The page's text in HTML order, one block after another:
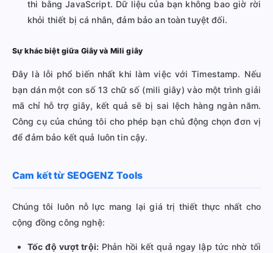
thi bằng JavaScript. Dữ liệu của bạn không bao giờ rời
khỏi thiết bị cá nhân, đảm bảo an toàn tuyệt đối.
Sự khác biệt giữa Giây và Mili giây
Đây là lỗi phổ biến nhất khi làm việc với Timestamp. Nếu
bạn dán một con số 13 chữ số (mili giây) vào một trình giải
mã chỉ hỗ trợ giây, kết quả sẽ bị sai lệch hàng ngàn năm.
Công cụ của chúng tôi cho phép bạn chủ động chọn đơn vị
để đảm bảo kết quả luôn tin cậy.
Cam kết từ SEOGENZ Tools
Chúng tôi luôn nỗ lực mang lại giá trị thiết thực nhất cho
cộng đồng công nghệ:
Tốc độ vượt trội:Phản hồi kết quả ngay lập tức nhờ tối